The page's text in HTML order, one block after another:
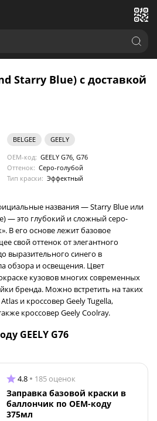
Starry Blue) с доставкой
BELGEE
GEELY
OEM-код: GEELY G76, G76
Оттенок: Серо-голубой
Тип краски: Эффектный
названия — Starry Blue или
— это глубокий и сложный серо-
В его основе лежит базовое
свой оттенок от элегантного
выразительного синего в
обзора и освещения. Цвет
кузовов многих современных
бренда. Можно встретить на таких
и кроссовер Geely Tugella,
кроссовер Geely Coolray.
GEELY G76
4.8 185 оценок
Заправка базовой краски в
баллончик по OEM-коду
375мл